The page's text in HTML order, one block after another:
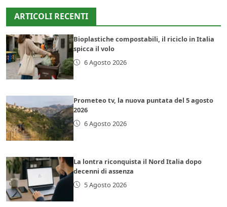
ARTICOLI RECENTI
Bioplastiche compostabili, il riciclo in Italia
spicca il volo
6 Agosto 2026
Prometeo tv, la nuova puntata del 5 agosto
2026
6 Agosto 2026
La lontra riconquista il Nord Italia dopo
decenni di assenza
5 Agosto 2026